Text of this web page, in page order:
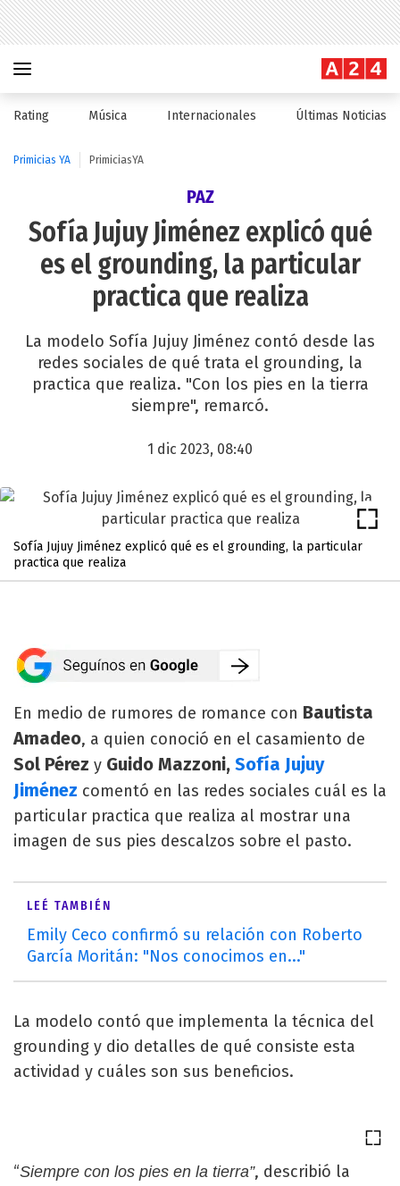
Rating Música Internacionales Últimas Noticias
Primicias YA PrimiciasYA
PAZ
Sofía Jujuy Jiménez explicó qué
es el grounding, la particular
practica que realiza
La modelo Sofía Jujuy Jiménez contó desde las
redes sociales de qué trata el grounding, la
practica que realiza. "Con los pies en la tierra
siempre", remarcó.
1 dic 2023, 08:40
Sofía Jujuy Jiménez explicó qué es el grounding, la particular
practica que realiza
En medio de rumores de romance con Bautista
Amadeo, a quien conoció en el casamiento de
Sol Pérez y Guido Mazzoni, Sofía Jujuy
Jiménez comentó en las redes sociales cuál es la
particular practica que realiza al mostrar una
imagen de sus pies descalzos sobre el pasto.
LEÉ TAMBIÉN
Emily Ceco confirmó su relación con Roberto
García Moritán: "Nos conocimos en..."
La modelo contó que implementa la técnica del
grounding y dio detalles de qué consiste esta
actividad y cuáles son sus beneficios.
“Siempre con los pies en la tierra”, describió la